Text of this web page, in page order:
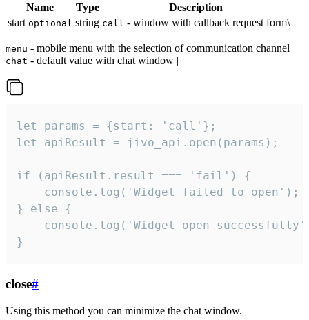
Name Type
Description
start optional string call - window with callback request form\
menu - mobile menu with the selection of communication channel
chat - default value with chat window |
let params = {start: 'call'};
let apiResult = jivo_api.open(params);
if (apiResult.result === 'fail') {
    console.log('Widget failed to open');
} else {
console.log('Widget open
}
close#
Using this method you can minimize the chat window.